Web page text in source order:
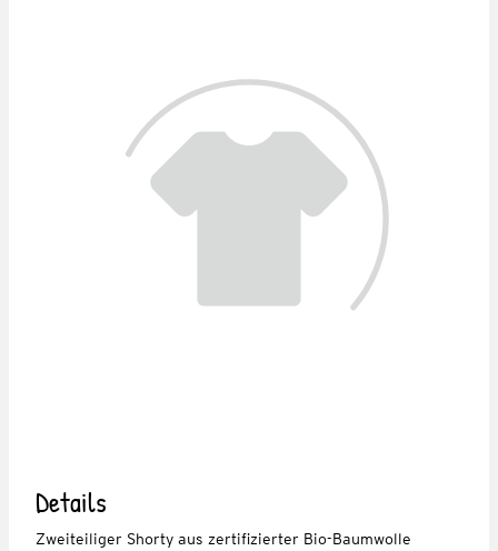
Details
Zweiteiliger Shorty aus zertifizierter Bio-Baumwolle